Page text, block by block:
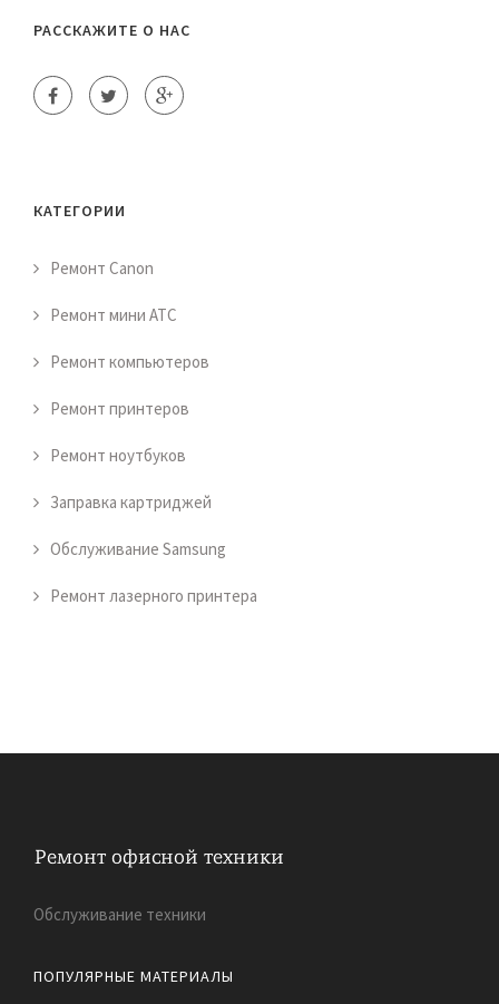
РАССКАЖИТЕ О НАС
КАТЕГОРИИ
Ремонт Canon
Ремонт мини АТС
Ремонт компьютеров
Ремонт принтеров
Ремонт ноутбуков
Заправка картриджей
Обслуживание Samsung
Ремонт лазерного принтера
Обслуживание техники
ПОПУЛЯРНЫЕ МАТЕРИАЛЫ